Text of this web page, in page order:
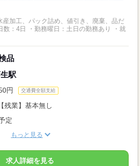
加工、パック詰め、値引き、廃棄、品だ
品
駅
円 交通費全額支給
残業】基本無し
定
もっと見る
求人詳細を見る